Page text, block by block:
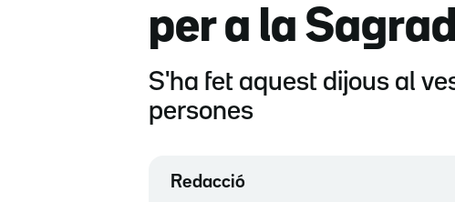
per a la
S'ha fet aquest dijous al
persones
Redacció